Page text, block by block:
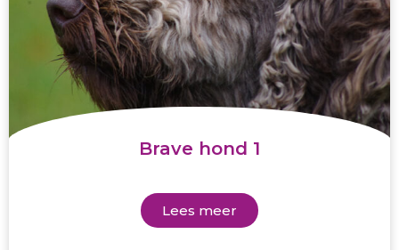
Brave hond 1
Lees meer